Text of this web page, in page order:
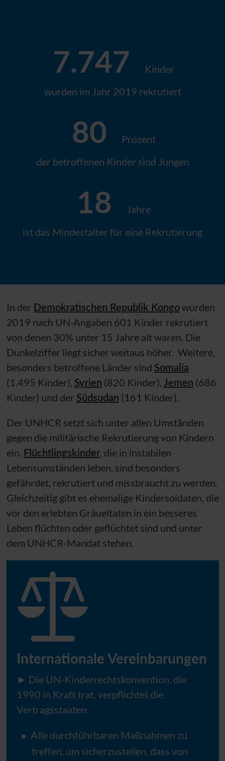
7.747
Kinder
wurden im Jahr 2019 rekrutiert
80
Prozent
der betroffenen Kinder sind Jungen
18
Jahre
ist das Mindestalter für eine Rekrutierung
In der Demokratischen Republik Kongowurden
2019 nach UN-Angaben 601 Kinder rekrutiert
von denen 30% unter 15 Jahre alt waren. Die
Dunkelziffer liegt sicher weitaus höher. Weitere,
besonders betroffene Länder sind Somalia
(1.495 Kinder), Syrien (820 Kinder), Jemen (686
Kinder) und der Südsudan (161 Kinder).
Der UNHCR setzt sich unter allen Umständen
gegen die militärische Rekrutierung von Kindern
ein. Flüchtlingskinder, die in instabilen
Lebensumständen leben, sind besonders
gefährdet, rekrutiert und missbraucht zu werden.
Gleichzeitig gibt es ehemalige Kindersoldaten, die
vor den erlebten Gräueltaten in ein besseres
Leben flüchten oder geflüchtet sind und unter
dem UNHCR-Mandat stehen.
Internationale Vereinbarungen
► Die UN-Kinderrechtskonvention, die
1990 in Kraft trat, verpflichtet die
Vertragsstaaten:
Alle durchführbaren Maßnahmen zu
treffen, um sicherzustellen, dass von